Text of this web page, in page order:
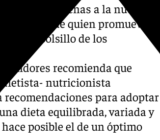
personas ajenas a la nutrición
de quien promueve la
para el bolsillo de los
recomienda que
dietista- nutricionista
recomendaciones para adoptar
dieta equilibrada, variada y
hace posible el de un óptimo